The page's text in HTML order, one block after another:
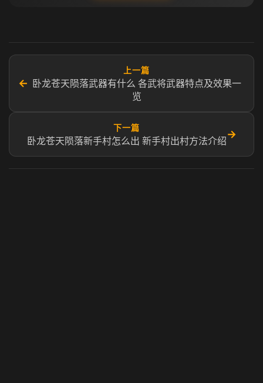
←
上一篇
卧龙苍天陨落武器有什么 各武将武器特点及效果一
览
下一篇
卧龙苍天陨落新手村怎么出 新手村出村方法介绍
→